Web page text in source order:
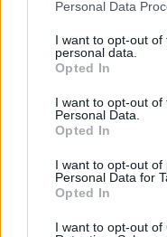
not limited to your visit
grant or deny consent
use your data for
consent section.
Personal Data
I want to opt-out
personal data.
Opted In
I want to opt-out of
Personal Data.
Opted In
I want to opt-out of
Personal Data for
Opted In
I want to opt-out of